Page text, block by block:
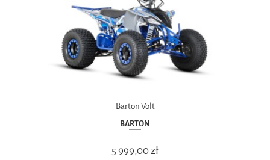
Barton Volt
BARTON
5 999,00 zł